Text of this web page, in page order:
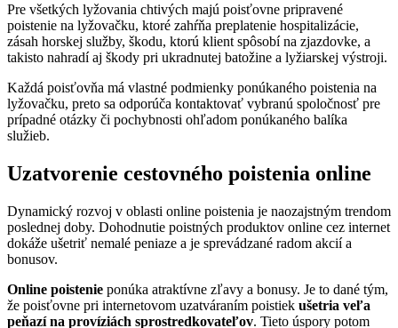
Pre všetkých lyžovania chtivých majú poisťovne pripravené
poistenie na lyžovačku, ktoré zahŕňa preplatenie hospitalizácie,
zásah horskej služby, škodu, ktorú klient spôsobí na zjazdovke, a
takisto nahradí aj škody pri ukradnutej batožine a lyžiarskej výstroji.
Každá poisťovňa má vlastné podmienky ponúkaného poistenia na
lyžovačku, preto sa odporúča kontaktovať vybranú spoločnosť pre
prípadné otázky či pochybnosti ohľadom ponúkaného balíka
služieb.
Uzatvorenie cestovného poistenia online
Dynamický rozvoj v oblasti online poistenia je naozajstným trendom
poslednej doby. Dohodnutie poistných produktov online cez internet
dokáže ušetriť nemalé peniaze a je sprevádzané radom akcií a
bonusov.
Online poistenie ponúka atraktívne zľavy a bonusy. Je to dané tým,
že poisťovne pri internetovom uzatváraním poistiek ušetria veľa
peňazí na províziách sprostredkovateľov. Tieto úspory potom